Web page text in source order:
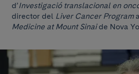
d’Investigació translacional en
director del Liver Cancer Program
Medicine at Mount Sinaide Nova